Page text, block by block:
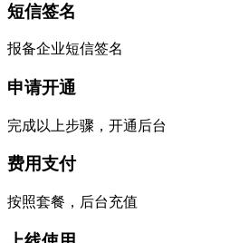
短信签名
报备企业短信签名
申请开通
完成以上步骤，开通后台
费用支付
按照套餐，后台充值